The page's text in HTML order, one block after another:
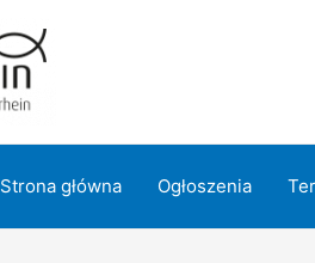
Strona główna Ogłoszenia